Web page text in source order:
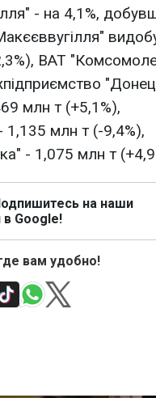
- на 4,1%,
ВАТ
млн т (+5,1%),
1,135 млн т (-9,4%),
- 1,075 млн т
на наши
в Google!
вам удобно!